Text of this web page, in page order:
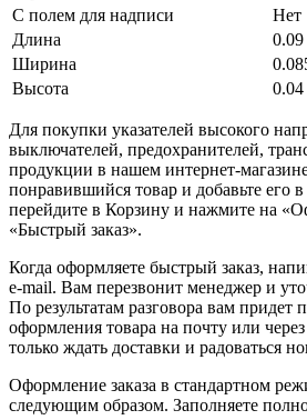
С полем для надписи
Нет
Длина
0.09
Ширина
Высота
0.04
Для покупки указателей высокого
выключателей, предохранителей,
продукции в нашем интернет-
понравившийся товар и добавьте его
перейдите в Корзину и нажмите на
«Быстрый заказ».
Когда оформляете быстрый заказ,
e-mail. Вам перезвонит менеджер и
По результатам разговора вам придет
оформления товара на почту или
только ждать доставки и радоваться
Оформление заказа в стандартном
следующим образом. Заполняете